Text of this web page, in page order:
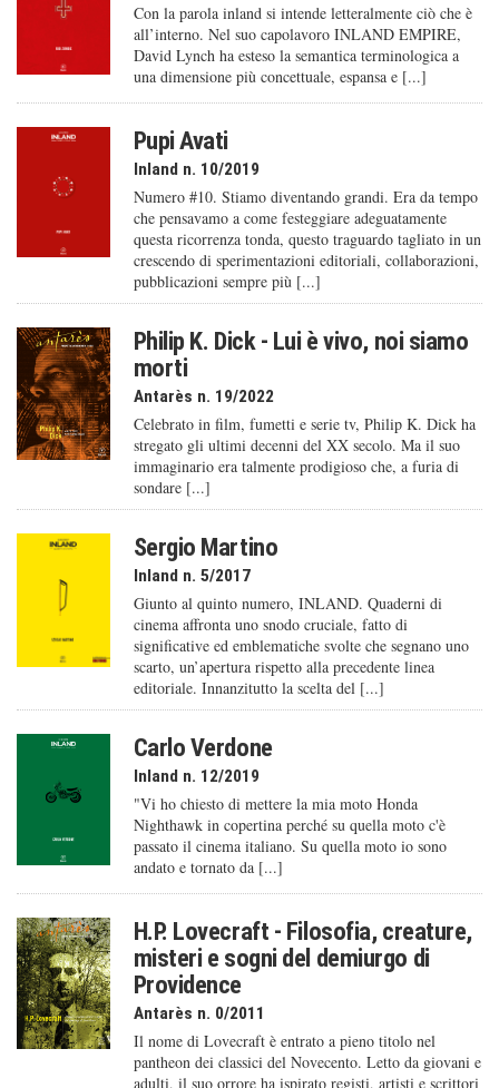
Con la parola inland si intende letteralmente ciò che è
all’interno. Nel suo capolavoro INLAND EMPIRE,
David Lynch ha esteso la semantica terminologica a
una dimensione più concettuale, espansa e [...]
Pupi Avati
Inland n. 10/2019
Numero #10. Stiamo diventando grandi. Era da tempo
che pensavamo a come festeggiare adeguatamente
questa ricorrenza tonda, questo traguardo tagliato in un
crescendo di sperimentazioni editoriali, collaborazioni,
pubblicazioni sempre più [...]
Philip K. Dick - Lui è vivo, noi siamo
morti
Antarès n. 19/2022
Celebrato in film, fumetti e serie tv, Philip K. Dick ha
stregato gli ultimi decenni del XX secolo. Ma il suo
immaginario era talmente prodigioso che, a furia di
sondare [...]
Sergio Martino
Inland n. 5/2017
Giunto al quinto numero, INLAND. Quaderni di
cinema affronta uno snodo cruciale, fatto di
significative ed emblematiche svolte che segnano uno
scarto, un’apertura rispetto alla precedente linea
editoriale. Innanzitutto la scelta del [...]
Carlo Verdone
Inland n. 12/2019
"Vi ho chiesto di mettere la mia moto Honda
Nighthawk in copertina perché su quella moto c'è
passato il cinema italiano. Su quella moto io sono
andato e tornato da [...]
H.P. Lovecraft - Filosofia, creature,
misteri e sogni del demiurgo di
Providence
Antarès n. 0/2011
Il nome di Lovecraft è entrato a pieno titolo nel
pantheon dei classici del Novecento. Letto da giovani e
adulti, il suo orrore ha ispirato registi, artisti e scrittori